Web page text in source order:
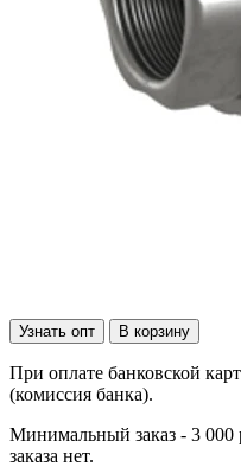
Узнать опт В корзину
При оплате банковской
(комиссия банка).
Минимальный заказ - 3
заказа нет.